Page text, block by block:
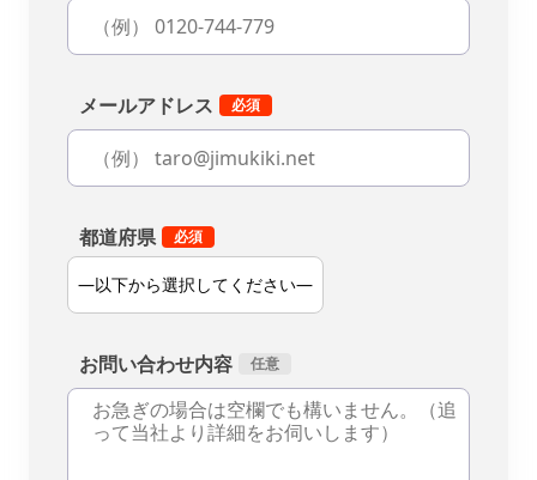
メールアドレス
都道府県
お問い合わせ内容